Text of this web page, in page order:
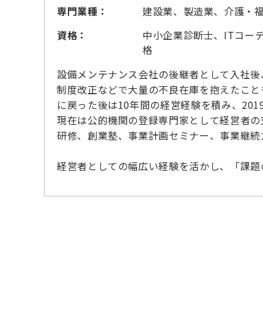
専門業種：
建設業、製造業、介護・
資格：
中小企業診断士、ITコー
格
設備メンテナンス会社の後継者として入社
制度改正などで大量の不良在庫を抱えたこ
に戻った後は10年間の経営経験を積み、
現在は公的機関の登録専門家として経営者
研修、創業塾、事業計画セミナー、事業継
経営者としての幅広い経験を活かし、「課